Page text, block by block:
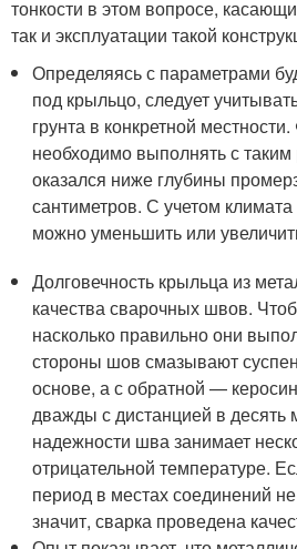
тонкости в этом вопросе,
так и эксплуатации такой
Определяясь с параметрами
под крыльцо, следует
грунта в конкретной
необходимо выполнять с
оказался ниже глубины
сантиметров. С учетом
можно уменьшить или
Долговечность крыльца из
качества сварочных швов.
насколько правильно они
стороны шов смазывают
основе, а с обратной —
дважды с дистанцией в десять
надежности шва занимает
отрицательной температуре.
период в местах соединений
значит, сварка проведена